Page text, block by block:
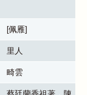
[佩雁]
里人
畸雲